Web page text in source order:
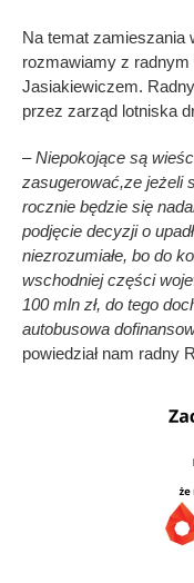
Na temat zamieszania
rozmawiamy z
Jasiakiewiczem.
przez zarząd lotniska
– Niepokojące są
zasugerować,ze jeżeli
rocznie będzie się
podjęcie decyzji o
niezrozumiałe, bo do
wschodniej części
100 mln zł, do tego
autobusowa
powiedział nam radny